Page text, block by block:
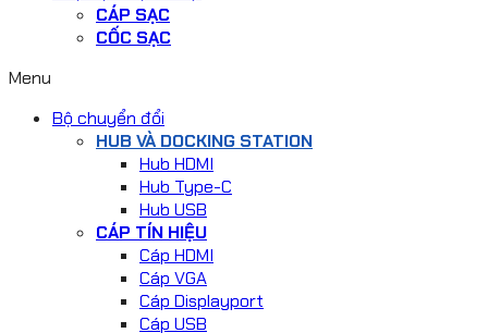
CÁP SẠC
CỐC SẠC
Menu
Bộ chuyển đổi
HUB VÀ DOCKING STATION
Hub HDMI
Hub Type-C
Hub USB
CÁP TÍN HIỆU
Cáp HDMI
Cáp VGA
Cáp Displayport
Cáp USB